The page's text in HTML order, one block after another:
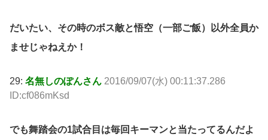
だいたい、その時のボス敵と悟空（一部ご飯）以外全員か
ませじゃねえか！
29: 名無しのぽんさん 2016/09/07(水) 00:11:37.286
ID:cf086mKsd
でも舞踏会の1試合目は毎回キーマンと当たってるんだよ